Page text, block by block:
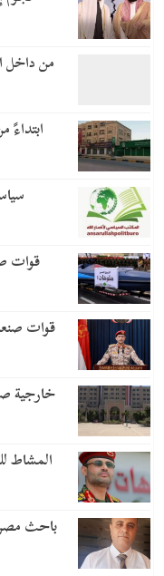
من داخل
​ابتداءً
قوات
قوات
خارجية
المشاط
باحث